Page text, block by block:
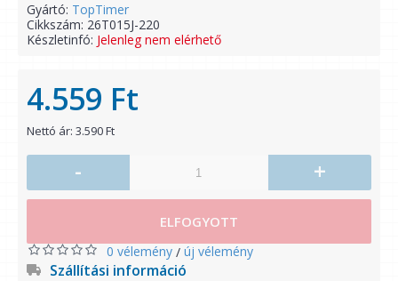
Gyártó: TopTimer
Cikkszám: 26T015J-220
Készletinfó: Jelenleg nem elérhető
4.559 Ft
Nettó ár: 3.590 Ft
- +
ELFOGYOTT
0 vélemény / új vélemény
Szállítási információ